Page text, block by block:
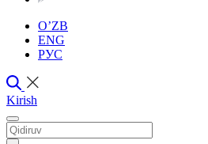
O’ZB
ENG
РУС
Kirish